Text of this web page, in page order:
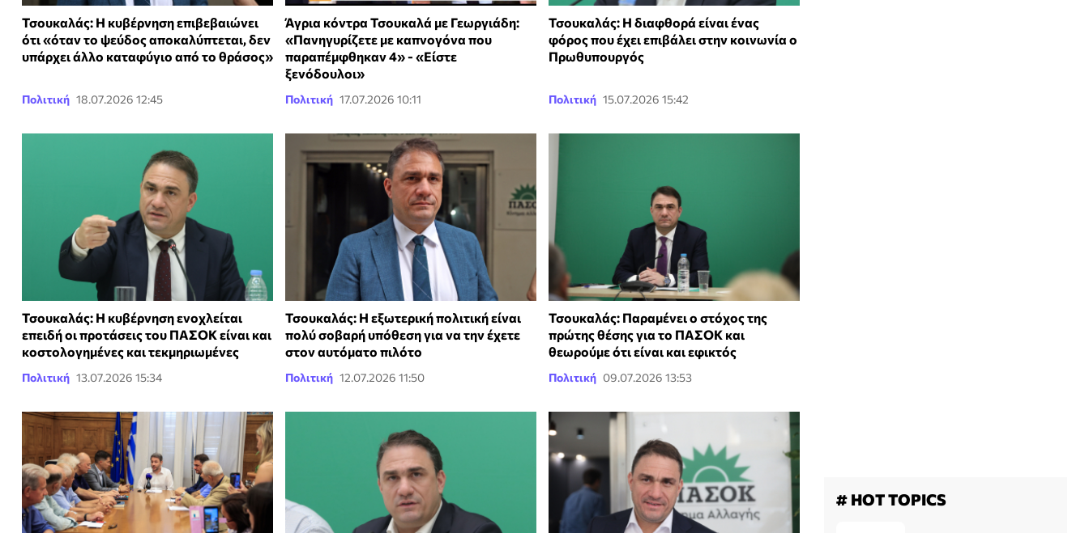
Τσουκαλάς: Η κυβέρνηση επιβεβαιώνει
ότι «όταν το ψεύδος αποκαλύπτεται, δεν
υπάρχει άλλο καταφύγιο από το θράσος»
Πολιτική 18.07.2026 12:45
Άγρια κόντρα Τσουκαλά με Γεωργιάδη:
«Πανηγυρίζετε με καπνογόνα που
παραπέμφθηκαν 4» - «Είστε
ξενόδουλοι»
Πολιτική 17.07.2026 10:11
Τσουκαλάς: Η διαφθορά είναι ένας
φόρος που έχει επιβάλει στην κοινωνία ο
Πρωθυπουργός
Πολιτική 15.07.2026 15:42
Τσουκαλάς: Η κυβέρνηση ενοχλείται
επειδή οι προτάσεις του ΠΑΣΟΚ είναι και
κοστολογημένες και τεκμηριωμένες
Πολιτική 13.07.2026 15:34
Τσουκαλάς: Η εξωτερική πολιτική είναι
πολύ σοβαρή υπόθεση για να την έχετε
στον αυτόματο πιλότο
Πολιτική 12.07.2026 11:50
Τσουκαλάς: Παραμένει ο στόχος της
πρώτης θέσης για το ΠΑΣΟΚ και
θεωρούμε ότι είναι και εφικτός
Πολιτική 09.07.2026 13:53
# HOT TOPICS